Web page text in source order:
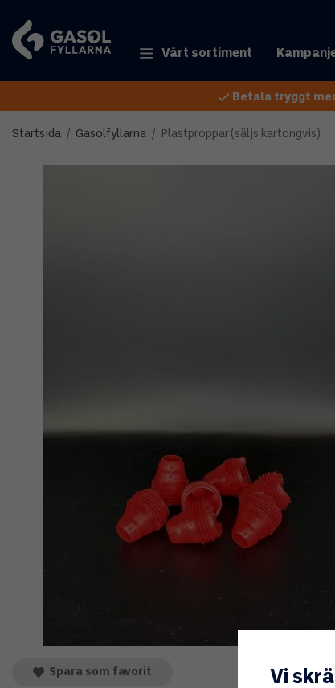
Vårt sortiment
Betala tryggt
Startsida / Gasolfyllarna / Plastproppar (säljs kartongvis)
Spara som favorit Vi